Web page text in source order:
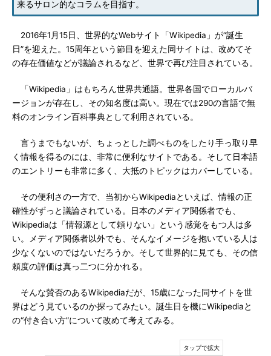
来るサロン的なコラムを目指す。
2016年1月15日、世界的なWebサイト「Wikipedia」が“誕生
日”を迎えた。15周年という節目を迎えた同サイトは、改めてそ
の存在価値などが議論されるなど、世界で再び注目されている。
「Wikipedia」はもちろん世界共通語。世界各国でローカルバ
ージョンが存在し、その知名度は高い。現在では290の言語で無
料のオンライン百科事典として利用されている。
言うまでもないが、ちょっとした調べものをしたり手っ取り早
く情報を得るのには、非常に便利なサイトである。そして日本語
のエントリーも非常に多く、大抵のトピックはカバーしている。
その便利さの一方で、当初からWikipediaといえば、情報の正
確性がずっと議論されている。日本のメディア関係者でも、
Wikipediaは「情報源として頼りない」という感覚をもつ人は多
い。メディア関係者以外でも、そんなイメージを抱いている人は
少なくないのではないだろうか。そして世界的に見ても、その信
頼度の評価は真っ二つに分かれる。
そんな賛否のあるWikipediaだが、15歳になった同サイトを世
界はどう見ているのか探ってみたい。誕生日を機にWikipediaと
の“付き合い方”について改めて考えてみる。